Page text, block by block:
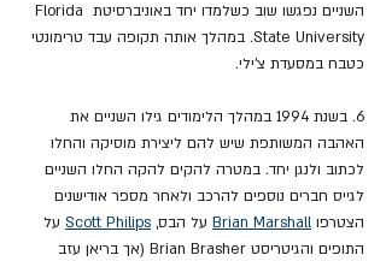
השניים נפגשו שוב כשלמדו יחד באוניברסיטת Florida
State University. במהלך אותה תקופה עבד טרימונטי
כטבח במסעדת צ'ילי.
6. בשנת 1994 במהלך הלימודים גילו השניים את
האהבה המשותפת שיש להם ליצירת מוסיקה והחלו
לכתוב ולנגן יחד. במטרה להקים להקה החלו השניים
לגייס חברים נוספים להרכב ולאחר מספר אודישנים
הצטרפו Brian Marshall על הבס, Scott Philips על
התופים והגיטריסט Brian Brasher (אך בריאן עזב